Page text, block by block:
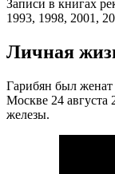
Записи в книгах
1993, 1998, 2001,
Личная
Гарибян был
Москве 24 августа
железы.